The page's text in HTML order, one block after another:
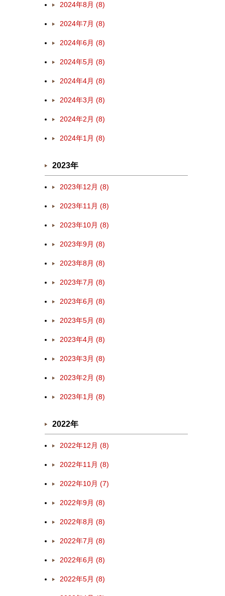
2024年8月 (8)
2024年7月 (8)
2024年6月 (8)
2024年5月 (8)
2024年4月 (8)
2024年3月 (8)
2024年2月 (8)
2024年1月 (8)
2023年
2023年12月 (8)
2023年11月 (8)
2023年10月 (8)
2023年9月 (8)
2023年8月 (8)
2023年7月 (8)
2023年6月 (8)
2023年5月 (8)
2023年4月 (8)
2023年3月 (8)
2023年2月 (8)
2023年1月 (8)
2022年
2022年12月 (8)
2022年11月 (8)
2022年10月 (7)
2022年9月 (8)
2022年8月 (8)
2022年7月 (8)
2022年6月 (8)
2022年5月 (8)